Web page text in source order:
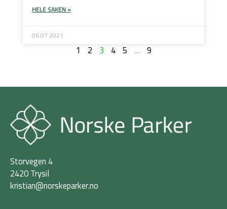
HELE SAKEN »
06.07 2021
1 2 3 4 5 … 9
Storvegen 4
2420 Trysil
kristian@norskeparker.no